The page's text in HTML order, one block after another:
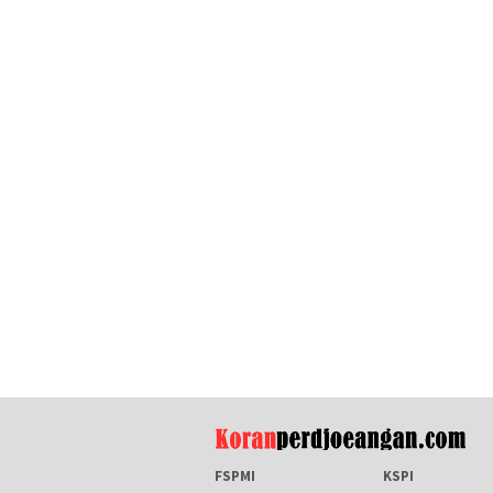
FSPMI KSPI